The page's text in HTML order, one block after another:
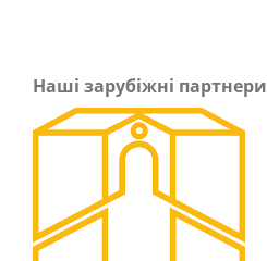
Наші зарубіжні партнери